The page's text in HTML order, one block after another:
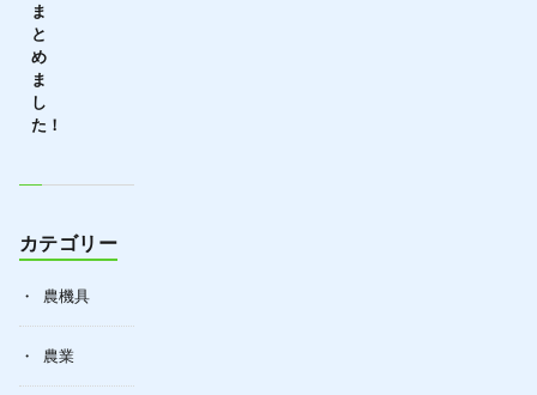
ま
と
め
ま
し
た！
カテゴリー
農機具
農業